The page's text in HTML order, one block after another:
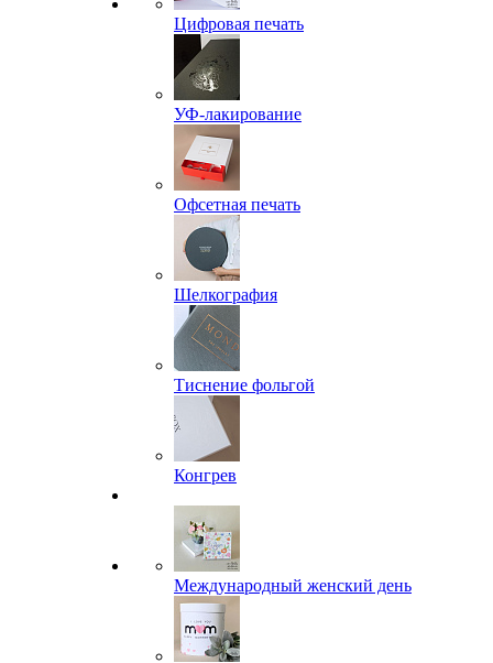
Цифровая печать
УФ-лакирование
Офсетная печать
Шелкография
Тиснение фольгой
Конгрев
Международный женский день